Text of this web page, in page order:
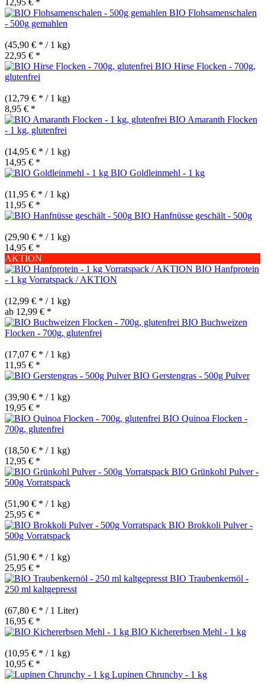
BIO Flohsamenschalen
- 500g gemahlen
(45,90 € * / 1 kg)
22,95 € *
BIO Hirse Flocken - 700g,
glutenfrei
(12,79 € * / 1 kg)
8,95 € *
BIO Amaranth Flocken
- 1 kg, glutenfrei
(14,95 € * / 1 kg)
14,95 € *
BIO Goldleinmehl - 1 kg
(11,95 € * / 1 kg)
11,95 € *
BIO Hanfnüsse geschält - 500g
(29,90 € * / 1 kg)
14,95 € *
AKTION
BIO Hanfprotein
- 1 kg Vorratspack / AKTION
(12,99 € * / 1 kg)
ab 12,99 € *
BIO Buchweizen
Flocken - 700g, glutenfrei
(17,07 € * / 1 kg)
11,95 € *
BIO Gerstengras - 500g Pulver
(39,90 € * / 1 kg)
19,95 € *
BIO Quinoa Flocken -
700g, glutenfrei
(18,50 € * / 1 kg)
12,95 € *
BIO Grünkohl Pulver -
500g Vorratspack
(51,90 € * / 1 kg)
25,95 € *
BIO Brokkoli Pulver -
500g Vorratspack
(51,90 € * / 1 kg)
25,95 € *
BIO Traubenkernöl -
250 ml kaltgepresst
(67,80 € * / 1 Liter)
16,95 € *
BIO Kichererbsen Mehl - 1 kg
(10,95 € * / 1 kg)
10,95 € *
Lupinen Chrunchy - 1 kg